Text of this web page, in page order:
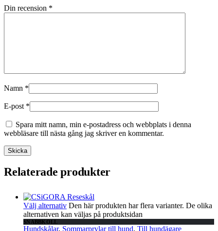
Din recension *
Namn *
E-post *
Spara mitt namn, min e-postadress och webbplats i denna
webbläsare till nästa gång jag skriver en kommentar.
Relaterade produkter
Välj alternativ Den här produkten har flera varianter. De olika
alternativen kan väljas på produktsidan
SNABBKOLL
Hundskålar, Sommarprylar till hund, Till hundägare